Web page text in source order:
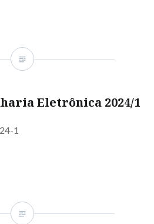
Eletrônica 2024/1
1